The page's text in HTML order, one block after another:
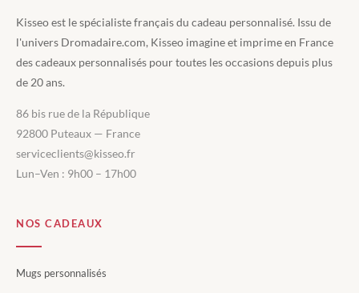
Kisseo est le spécialiste français du cadeau personnalisé. Issu de
l'univers Dromadaire.com, Kisseo imagine et imprime en France
des cadeaux personnalisés pour toutes les occasions depuis plus
de 20 ans.
86 bis rue de la République
92800 Puteaux — France
serviceclients@kisseo.fr
Lun–Ven : 9h00 – 17h00
NOS CADEAUX
Mugs personnalisés